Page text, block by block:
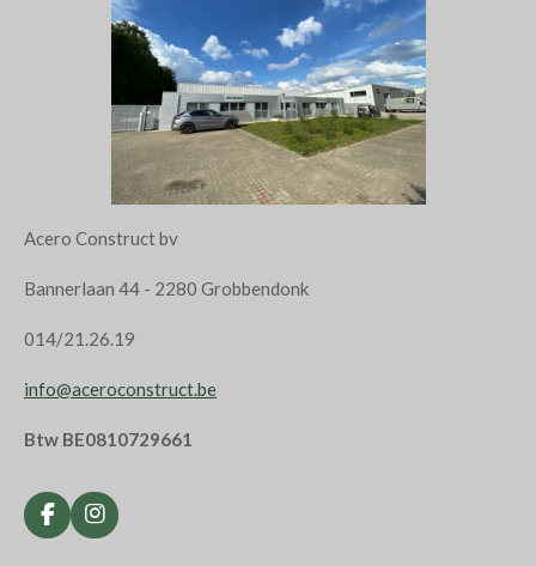
Acero Construct bv
Bannerlaan 44 - 2280 Grobbendonk
014/21.26.19
info@aceroconstruct.be
Btw BE0810729661
F
a
I
n